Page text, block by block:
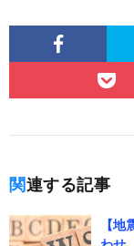
関連する記事
【